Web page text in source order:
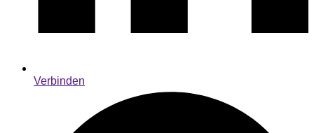
Verbinden